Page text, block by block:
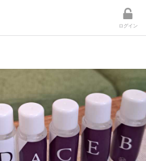
ログイン